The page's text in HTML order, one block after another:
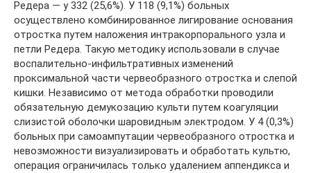
Редера — у 332 (25,6%). У 118 (9,1%) больных
осуществлено комбинированное лигирование основания
отростка путем наложения интракорпорального узла и
петли Редера. Такую методику использовали в случае
воспалительно-инфильтративных изменений
проксимальной части червеобразного отростка и слепой
кишки. Независимо от метода обработки проводили
обязательную демукозацию культи путем коагуляции
слизистой оболочки шаровидным электродом. У 4 (0,3%)
больных при самоампутации червеобразного отростка и
невозможности визуализировать и обработать культю,
операция ограничилась только удалением аппендикса и